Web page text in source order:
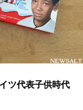
ツ代表子供時代